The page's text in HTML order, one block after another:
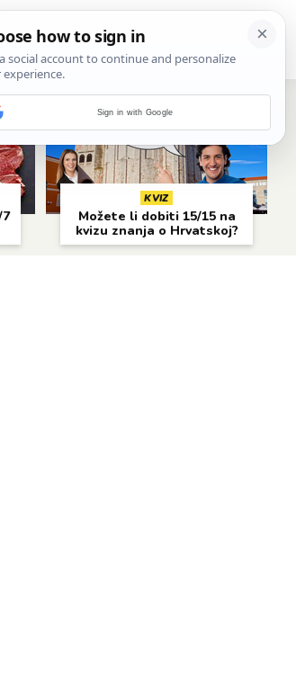
woot?!
KVIZ
Možete li dobiti 15/15 na
kvizu znanja o Hrvatskoj?
Sign in with Google